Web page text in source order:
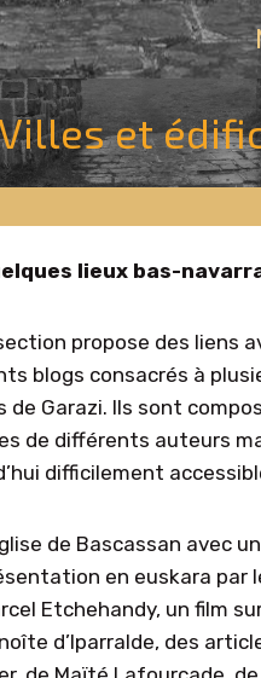
et
lieux bas-
propose des liens
blogs consacrés à
de Garazi. Ils sont
de différents auteurs
difficilement
de Bascassan avec
en euskara par
Etchehandy, un film
d’Iparralde, des